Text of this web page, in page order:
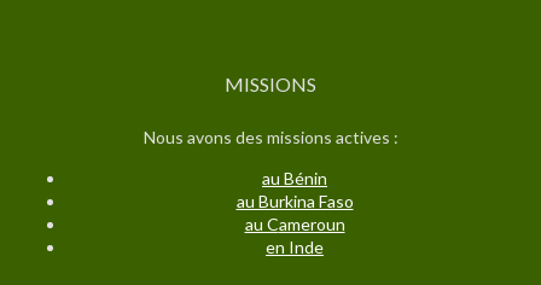
MISSIONS
Nous avons des missions actives :
au Bénin
au Burkina Faso
au Cameroun
en Inde